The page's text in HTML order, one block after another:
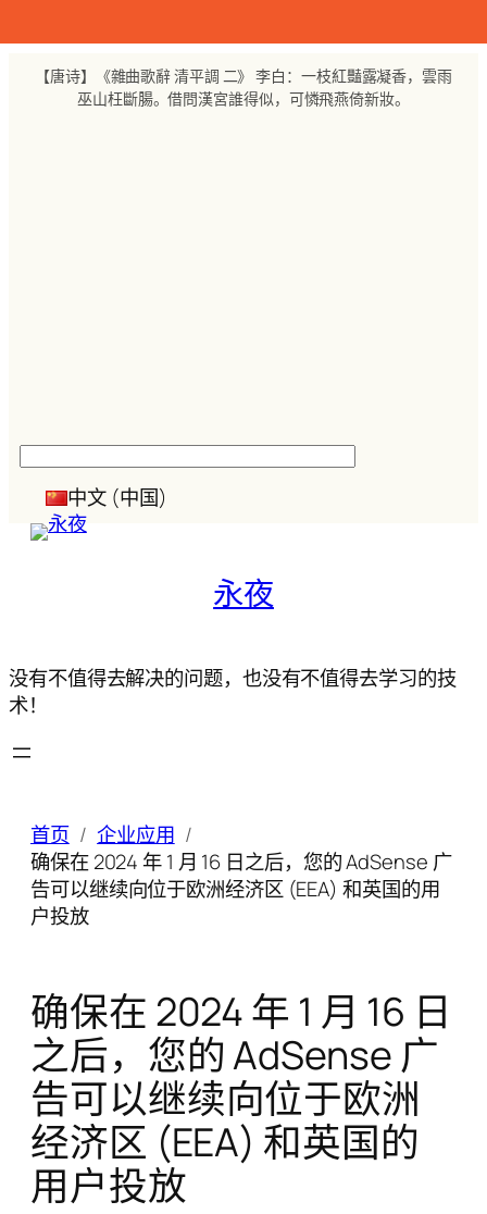
至
【唐诗】《雜曲歌辭 清平調 二》 李白：一枝紅豔露凝香，雲雨
巫山枉斷腸。借問漢宮誰得似，可憐飛燕倚新妝。
中文 (中国)
永夜
没有不值得去解决的问题，也没有不值得去学习的技
术！
首页
企业应用
确保在 2024 年 1 月 16 日之后，您的 AdSense 广
告可以继续向位于欧洲经济区 (EEA) 和英国的用
户投放
确保在 2024 年 1 月 16 日
之后，您的 AdSense 广
告可以继续向位于欧洲
经济区 (EEA) 和英国的
用户投放